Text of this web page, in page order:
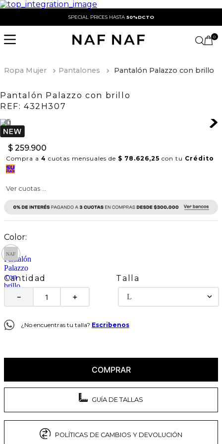
SPECIAL PRICES HASTA 50%DCTO
0
Ropa Mujer Pantalones Pantalón Palazzo con brillo
Pantalón Palazzo con brillo
REF: 432H307
$ 259.900
Compra a 4 cuotas mensuales de $ 78.626,25 con tu Crédito
Ver cuotas ...
Cantidad
＋
－
Talla
L
¿No encuentras tu talla? Escribenos
COMPRAR
GUÍA DE TALLAS
POLÍTICAS DE CAMBIOS Y DEVOLUCIÓN